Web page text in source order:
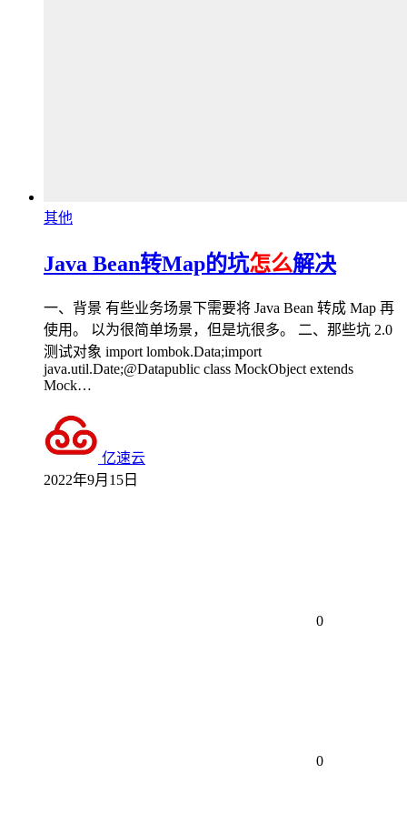
其他
Java Bean转Map的坑怎么解决
一、背景 有些业务场景下需要将 Java Bean 转成 Map 再
使用。 以为很简单场景，但是坑很多。 二、那些坑 2.0
测试对象 import lombok.Data;import
java.util.Date;@Datapublic class MockObject extends
Mock…
亿速云
2022年9月15日
0
0